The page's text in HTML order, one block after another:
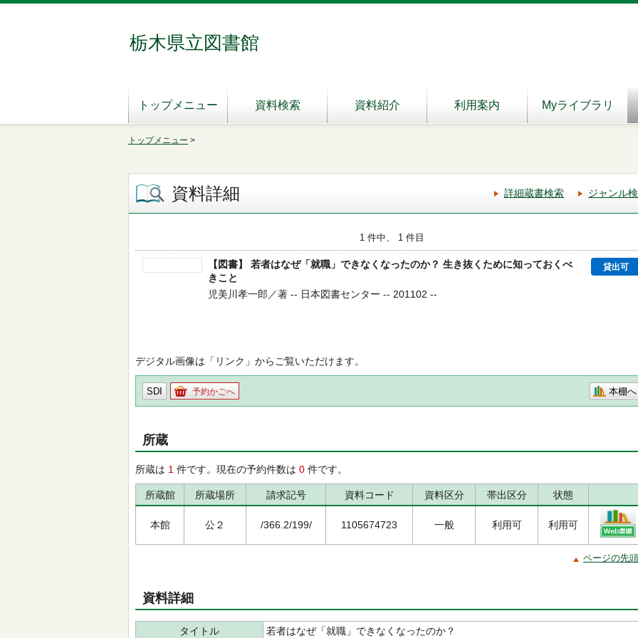
栃木県立図書館
トップメニュー 資料検索 資料紹介 利用案内 Myライブラリ
トップメニュー >
資料詳細 詳細蔵書検索 ジャンル
1 件中、 1 件目
【図書】 若者はなぜ「就職」できなくなったのか？ 生き抜くために知っておくべ
きこと
貸出可
児美川孝一郎／著 -- 日本図書センター -- 201102 --
デジタル画像は「リンク」からご覧いただけます。
SDI 予約かごへ 本棚へ
所蔵
所蔵は 1 件です。現在の予約件数は 0 件です。
所蔵館 所蔵場所 請求記号 資料コード 資料区分 帯出区分 状態
本館 公２ /366.2/199/ 1105674723 一般 利用可 利用可
ページの先
資料詳細
タイトル 若者はなぜ「就職」できなくなったのか？